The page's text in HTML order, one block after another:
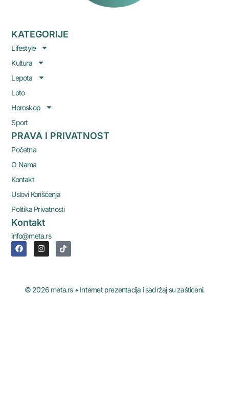
KATEGORIJE
Lifestyle
Kultura
Lepota
Loto
Horoskop
Sport
PRAVA I PRIVATNOST
Početna
O Nama
Kontakt
Uslovi Korišćenja
Politika Privatnosti
Kontakt
info@meta.rs
© 2026 meta.rs • Internet prezentacija i sadržaj su zaštićeni.